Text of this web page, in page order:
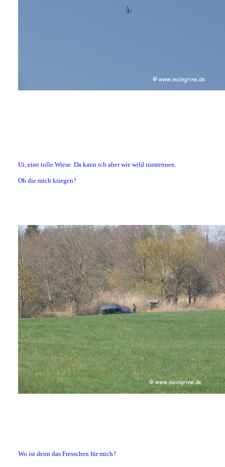
Ui, eine tolle Wiese. Da kann ich aber wie wild rumrennen.
Ob die mich kriegen?
Wo ist denn das Fresschen für mich?